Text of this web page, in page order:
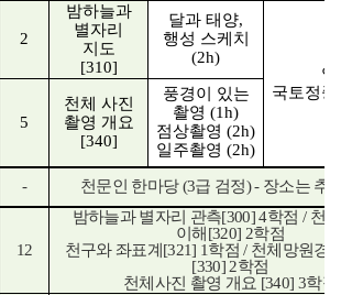
2
밤하늘과
별자리
지도
[310]
달과 태양,
행성 스케치
(2h)
국토정
5
천체 사진
촬영 개요
[340]
풍경이 있는
촬영 (1h)
점상촬영 (2h)
일주촬영 (2h)
- 천문인 한마당(3급 검정) - 장소는 추
12
밤하늘과 별자리 관측[300] 4학점 / 천
이해 [320] 2학점
천구와 좌표계 [321] 1학점/ 천체망원경
[330] 2학점
천체사진 촬영 개요 [340] 3학점